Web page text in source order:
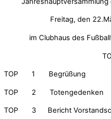
Freitag, den
im Clubhaus des
TOP 1 Begrüßung
TOP 2 Totengedenken
TOP 3 Bericht